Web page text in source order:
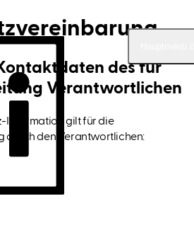
des für
Verantwortlichen
Information gilt für die
durch den Verantwortlichen: